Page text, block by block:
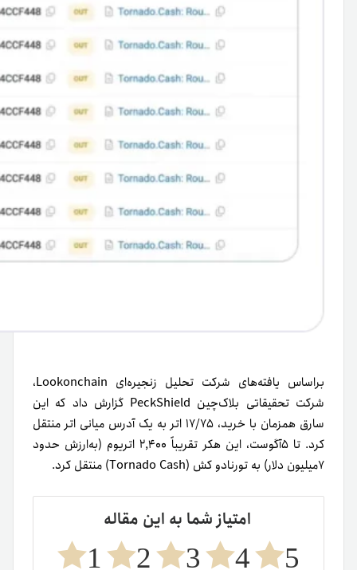
براساس یافته‌های شرکت تحلیل زنجیره‌ای Lookonchain،
شرکت تحقیقاتی بلاک‌چین PeckShield گزارش داد که این
سارق همزمان با خرید، ۱۷/۷۵ اتر به یک آدرس میانی اتر منتقل
کرد. تا ۵آگوست، این هکر تقریباً ۲,۴۰۰ اتریوم (به‌ارزش حدود
۷میلیون دلار) به تورنادو کش (Tornado Cash) منتقل کرد.
امتیاز شما به این مقاله
5
4
3
2
1